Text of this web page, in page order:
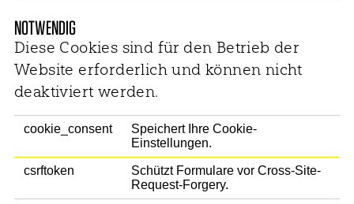
NOTWENDIG
Diese Cookies sind für den Betrieb der
Website erforderlich und können nicht
deaktiviert werden.
cookie_consent
Speichert Ihre Cookie-
Einstellungen.
csrftoken
Schützt Formulare vor Cross-Site-
Request-Forgery.